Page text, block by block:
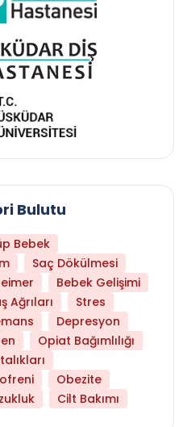
Bulutu
Bebek
Saç Dökülmesi
Bebek Gelişimi
Ağrıları
Stres
Depresyon
Opiat Bağımlılığı
Obezite
Cilt Bakımı